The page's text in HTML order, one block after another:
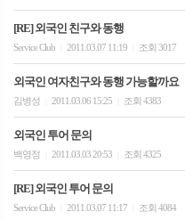
[RE] 외국인 친구와 동행
Service Club 2011.03.07 11:19 조회 3017
외국인 여자친구와 동행 가능할까요
김병성 2011.03.06 15:25 조회 4383
외국인 투어 문의
백영정 2011.03.03 20:53 조회 4325
[RE] 외국인 투어 문의
Service Club 2011.03.07 11:17 조회 4084